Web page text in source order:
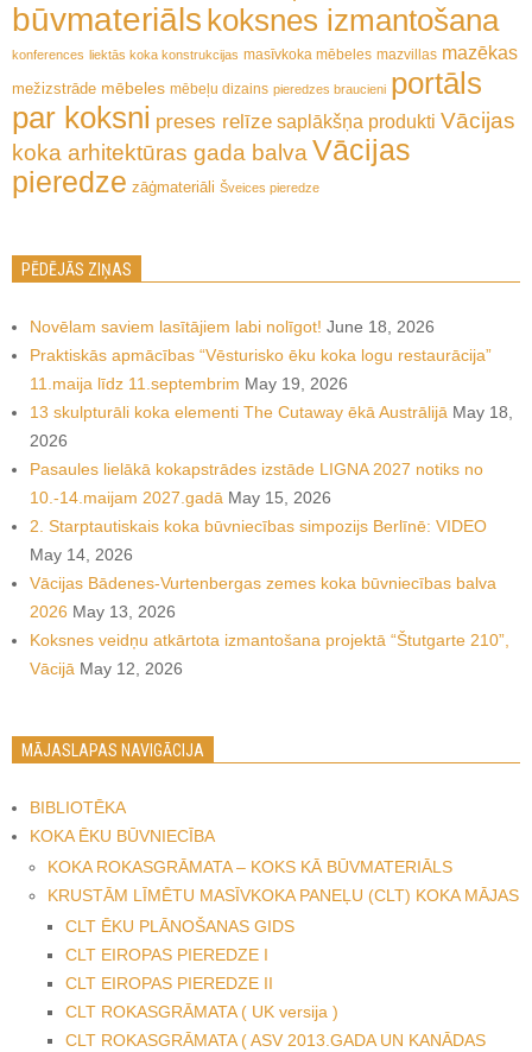
būvmateriāls koksnes izmantošana
konferences liektās koka konstrukcijas masīvkoka mēbeles mazvillas mazēkas
mežizstrāde mēbeles mēbeļu dizains pieredzes braucieni portāls
par koksni preses relīze saplākšņa produkti Vācijas
koka arhitektūras gada balva Vācijas
pieredze zāģmateriāli Šveices pieredze
PĒDĒJĀS ZIŅAS
Novēlam saviem lasītājiem labi nolīgot! June 18, 2026
Praktiskās apmācības “Vēsturisko ēku koka logu restaurācija”
11.maija līdz 11.septembrim May 19, 2026
13 skulpturāli koka elementi The Cutaway ēkā Austrālijā May 18,
2026
Pasaules lielākā kokapstrādes izstāde LIGNA 2027 notiks no
10.-14.maijam 2027.gadā May 15, 2026
2. Starptautiskais koka būvniecības simpozijs Berlīnē: VIDEO
May 14, 2026
Vācijas Bādenes-Vurtenbergas zemes koka būvniecības balva
2026 May 13, 2026
Koksnes veidņu atkārtota izmantošana projektā “Štutgarte 210”,
Vācijā May 12, 2026
MĀJASLAPAS NAVIGĀCIJA
BIBLIOTĒKA
KOKA ĒKU BŪVNIECĪBA
KOKA ROKASGRĀMATA – KOKS KĀ BŪVMATERIĀLS
KRUSTĀM LĪMĒTU MASĪVKOKA PANEĻU (CLT) KOKA MĀJAS
CLT ĒKU PLĀNOŠANAS GIDS
CLT EIROPAS PIEREDZE I
CLT EIROPAS PIEREDZE II
CLT ROKASGRĀMATA ( UK versija )
CLT ROKASGRĀMATA ( ASV 2013.GADA UN KANĀDAS